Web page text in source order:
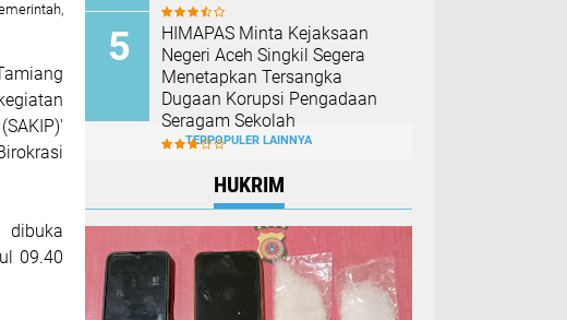
09.40
HIMAPAS Minta Kejaksaan
Negeri Aceh Singkil Segera
Menetapkan Tersangka
Dugaan Korupsi Pengadaan
Seragam Sekolah
TERPOPULER LAINNYA
HUKRIM